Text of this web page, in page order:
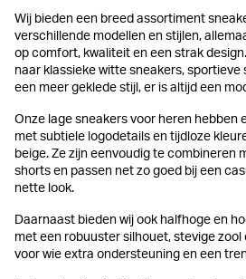
Wij bieden een breed assortiment
verschillende modellen en stijlen,
op comfort, kwaliteit en een strak
naar klassieke witte sneakers, sportieve
een meer geklede stijl, er is altijd een
Onze lage sneakers voor heren hebben
met subtiele logodetails en tijdloze
beige. Ze zijn eenvoudig te combineren
shorts en passen net zo goed bij een
nette look.
Daarnaast bieden wij ook halfhoge en
met een robuuster silhouet, stevige
voor wie extra ondersteuning en een